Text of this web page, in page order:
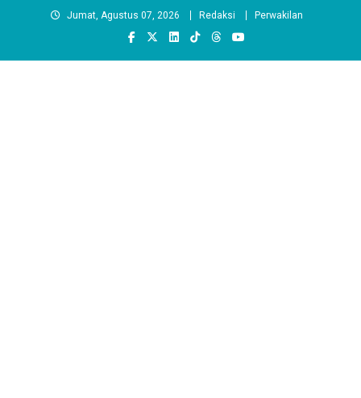
Jumat, Agustus 07, 2026 Redaksi Perwakilan